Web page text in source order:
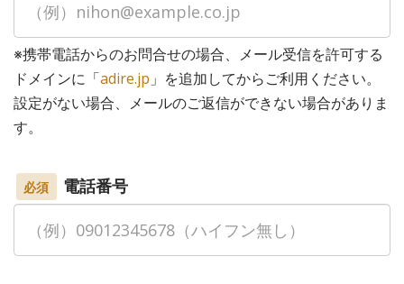
※携帯電話からのお問合せの場合、メール受信を許可する
ドメインに「adire.jp 」を追加してからご利用ください。
設定がない場合、メールのご返信ができない場合がありま
す。
必須 電話番号